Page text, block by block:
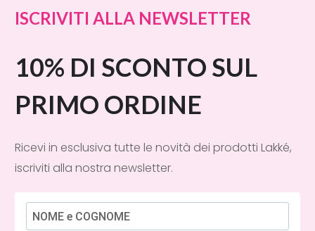
ISCRIVITI ALLA NEWSLETTER
10% DI SCONTO SUL
PRIMO ORDINE
Ricevi in esclusiva tutte le novità dei prodotti Lakké,
iscriviti alla nostra newsletter.